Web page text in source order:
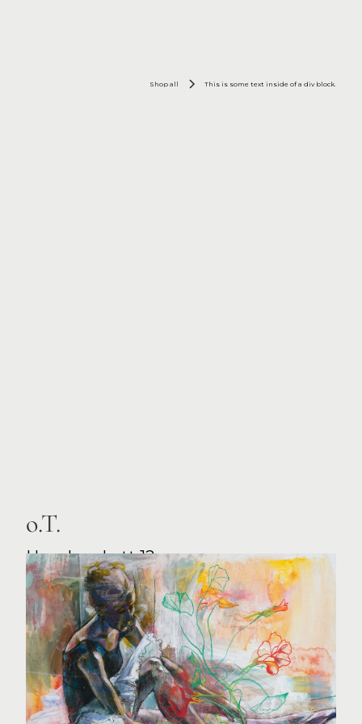
Shop all This is some text inside of a div block.
o.T.
Hanelore Lott 12
Acryl auf Leinwand, 2022, 60/80 cm
Anfragen
Gratis Versand ab 1000€